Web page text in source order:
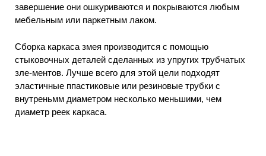
завершение они ошкуриваются и покрываются любым
мебельным или паркетным лаком.
Сборка каркаса змея производится с помощью
стыковочных деталей сделанных из упругих трубчатых
зле-ментов. Лучше всего для этой цели подходят
эластичные ппастиковые или резиновые трубки с
внутреньмм диаметром несколько меньшими, чем
диаметр реек каркаса.